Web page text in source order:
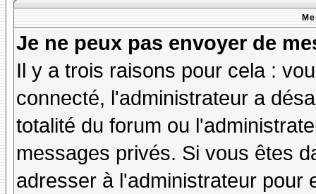
Je ne peux pas envoyer de
Il y a trois raisons pour cela :
connecté, l'administrateur a
totalité du forum ou
messages privés. Si vous êtes
adresser à l'administrateur pour